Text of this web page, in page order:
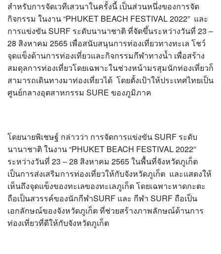
สำหรับการจัดเวทีเสวนาในครั้งนี้ เป็นส่วนหนึ่งของการจัด
กิจกรรม ในงาน “PHUKET BEACH FESTIVAL 2022” และ
การแข่งขัน SURF ระดับนานาชาติ ที่จัดขึ้นระหว่างวันที่ 23 –
28 สิงหาคม 2565 เพื่อสนับสนุนการท่องเที่ยวทางทะเล โชว์
จุดแข็งด้านการท่องเที่ยวและกิจกรรมกีฬาทางน้ำ เพื่อสร้าง
สมดุลการท่องเที่ยวโดยเฉพาะในช่วงหน้ามรสุมนักท่องเที่ยวก็
สามารถเดินทางมาท่องเที่ยวได้ โดยตั้งเป้าให้ประเทศไทยเป็น
ศูนย์กลางอุตสาหกรรม SURE ของภูมิภาค
โดยนายพิเชษฐ์ กล่าวว่า การจัดการแข่งขัน SURF ระดับ
นานาชาติ ในงาน “PHUKET BEACH FESTIVAL 2022”
ระหว่างวันที่ 23 – 28 สิงหาคม 2565 ในพื้นที่จังหวัดภูเก็ต
เป็นการส่งเสริมการท่องเที่ยวให้กับจังหวัดภูเก็ต และแสดงให้
เห็นถึงจุดแข็งของทะเลของทะเลภูเก็ต โดยเฉพาะหาดกะตะ
ถือเป็นสวรรค์ของนักกีฬาSURF และ กีฬา SURF ถือเป็น
เอกลักษณ์ของจังหวัดภูเก็ต ที่ช่วยสร้างภาพลักษณ์ด้านการ
ท่องเที่ยวที่ดีให้กับจังหวัดภูเก็ต